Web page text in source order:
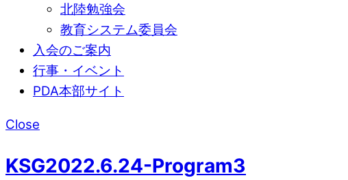
北陸勉強会
教育システム委員会
入会のご案内
行事・イベント
PDA本部サイト
Close
KSG2022.6.24-Program3